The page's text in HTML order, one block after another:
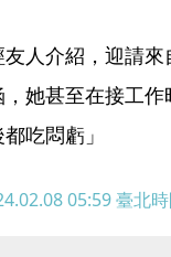
人介紹，迎請
她甚至在接工
吃悶虧」
05:59臺北時